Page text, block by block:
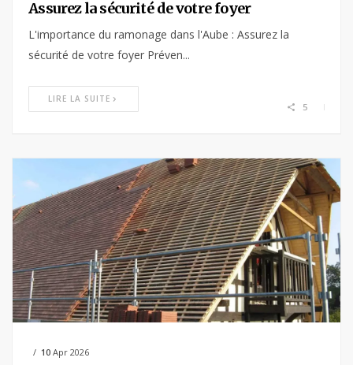
Assurez la sécurité de votre foyer
L'importance du ramonage dans l'Aube : Assurez la
sécurité de votre foyer Préven...
LIRE LA SUITE
5
10 Apr 2026